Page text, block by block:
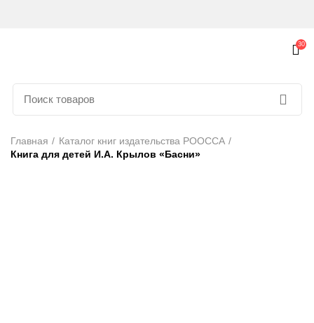
30
Главная
Каталог книг издательства РООССА
Книга для детей И.А. Крылов «Басни»